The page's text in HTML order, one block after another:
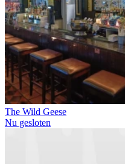
The Wild Geese
Nu gesloten